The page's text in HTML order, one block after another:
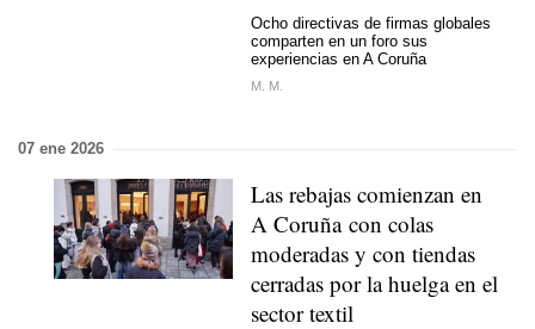
Ocho directivas de firmas globales
comparten en un foro sus
experiencias en A Coruña
M. M.
07 ene 2026
Las rebajas comienzan en
A Coruña con colas
moderadas y con tiendas
cerradas por la huelga en el
sector textil